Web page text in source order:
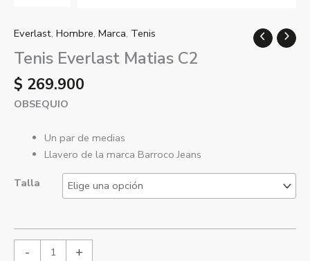
Everlast, Hombre, Marca, Tenis
Tenis Everlast Matias C2
$ 269.900
OBSEQUIO
Un par de medias
Llavero de la marca Barroco Jeans
Talla
- +